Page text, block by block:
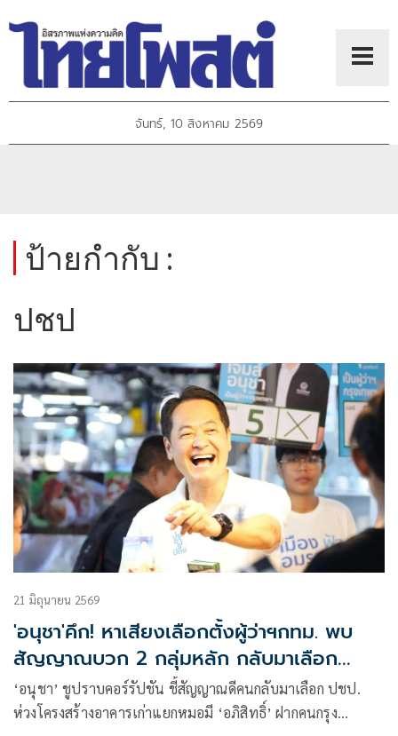
จันทร์, 10 สิงหาคม 2569
ป้ายกำกับ :
ปชป
21 มิถุนายน 2569
'อนุชา'คึก! หาเสียงเลือกตั้งผู้ว่าฯกทม. พบ
สัญญาณบวก 2 กลุ่มหลัก กลับมาเลือก
'ปชป.'
‘อนุชา’ ชูปราบคอร์รัปชัน ชี้สัญญาณดีคนกลับมาเลือก ปชป.
ห่วงโครงสร้างอาคารเก่าแยกหมอมี ‘อภิสิทธิ์’ ฝากคนกรุง